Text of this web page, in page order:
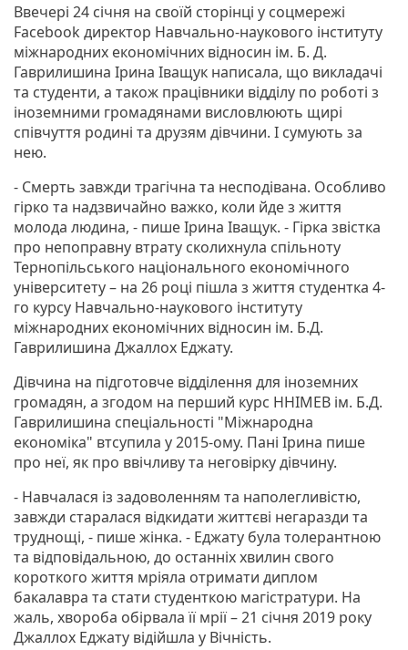
Ввечері 24 січня на своїй сторінці у соцмережі
Facebook директор Навчально-наукового інституту
міжнародних економічних відносин ім. Б. Д.
Гаврилишина Ірина Іващук написала, що викладачі
та студенти, а також працівники відділу по роботі з
іноземними громадянами висловлюють щирі
співчуття родині та друзям дівчини. І сумують за
нею.
- Смерть завжди трагічна та несподівана. Особливо
гірко та надзвичайно важко, коли йде з життя
молода людина, - пише Ірина Іващук. - Гірка звістка
про непоправну втрату сколихнула спільноту
Тернопільського національного економічного
університету – на 26 році пішла з життя студентка 4-
го курсу Навчально-наукового інституту
міжнародних економічних відносин ім. Б.Д.
Гаврилишина Джаллох Еджату.
Дівчина на підготовче відділення для іноземних
громадян, а згодом на перший курс ННІМЕВ ім. Б.Д.
Гаврилишина спеціальності "Міжнародна
економіка" втсупила у 2015-ому. Пані Ірина пише
про неї, як про ввічливу та неговірку дівчину.
- Навчалася із задоволенням та наполегливістю,
завжди старалася відкидати життєві негаразди та
труднощі, - пише жінка. - Еджату була толерантною
та відповідальною, до останніх хвилин свого
короткого життя мріяла отримати диплом
бакалавра та стати студенткою магістратури. На
жаль, хвороба обірвала її мрії – 21 січня 2019 року
Джаллох Еджату відійшла у Вічність.